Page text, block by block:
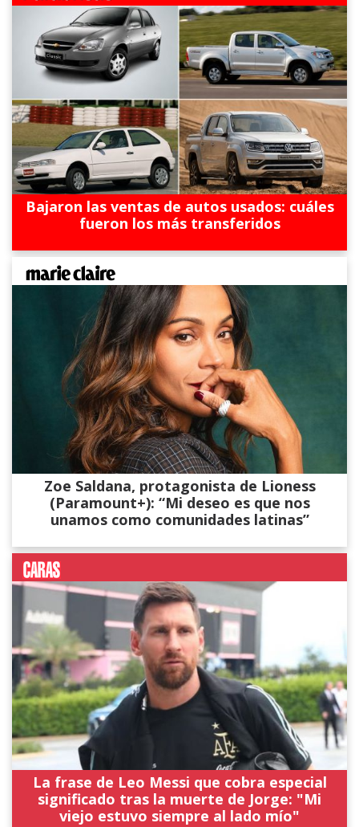
Bajaron las ventas de autos usados: cuáles
fueron los más transferidos
Zoe Saldana, protagonista de Lioness
(Paramount+): “Mi deseo es que nos
unamos como comunidades latinas”
La frase de Leo Messi que cobra especial
significado tras la muerte de Jorge: "Mi
viejo estuvo siempre al lado mío"